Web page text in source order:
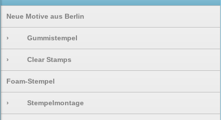
Neue Motive aus Berlin
› Gummistempel
› Clear Stamps
Foam-Stempel
› Stempelmontage